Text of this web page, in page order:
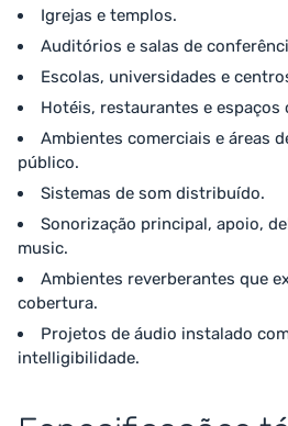
Igrejas e templos.
Auditórios e salas de
Escolas, universidades e
Hotéis, restaurantes e espaços
Ambientes comerciais e áreas
público.
Sistemas de som distribuído.
Sonorização principal, apoio,
music.
Ambientes reverberantes que
cobertura.
Projetos de áudio instalado
intelligibilidade.